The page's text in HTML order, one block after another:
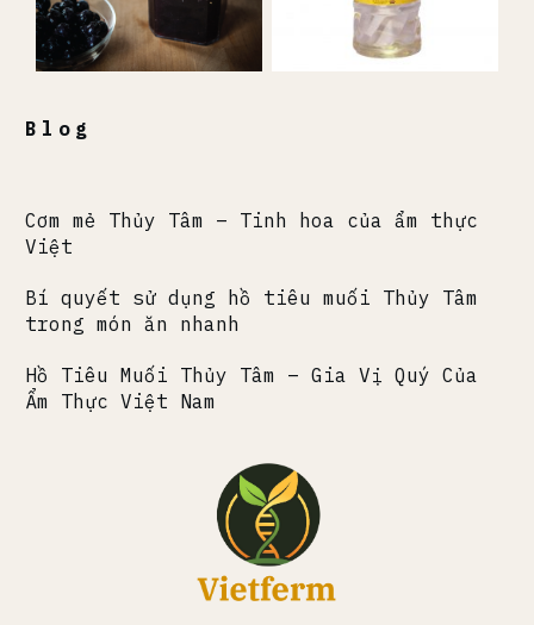
Blog
Cơm mẻ Thủy Tâm – Tinh hoa của ẩm thực
Việt
Bí quyết sử dụng hồ tiêu muối Thủy Tâm
trong món ăn nhanh
Hồ Tiêu Muối Thủy Tâm – Gia Vị Quý Của
Ẩm Thực Việt Nam